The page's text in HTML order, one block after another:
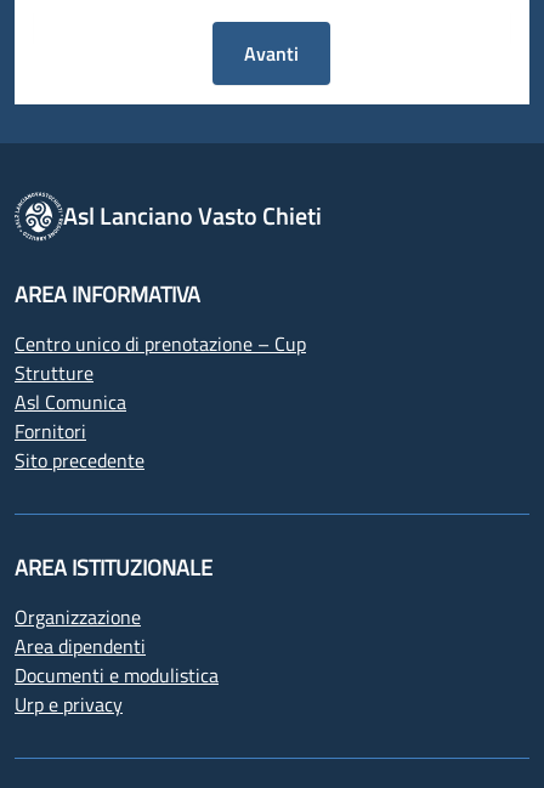
Avanti
Asl Lanciano Vasto Chieti
AREA INFORMATIVA
Centro unico di prenotazione – Cup
Strutture
Asl Comunica
Fornitori
Sito precedente
AREA ISTITUZIONALE
Organizzazione
Area dipendenti
Documenti e modulistica
Urp e privacy